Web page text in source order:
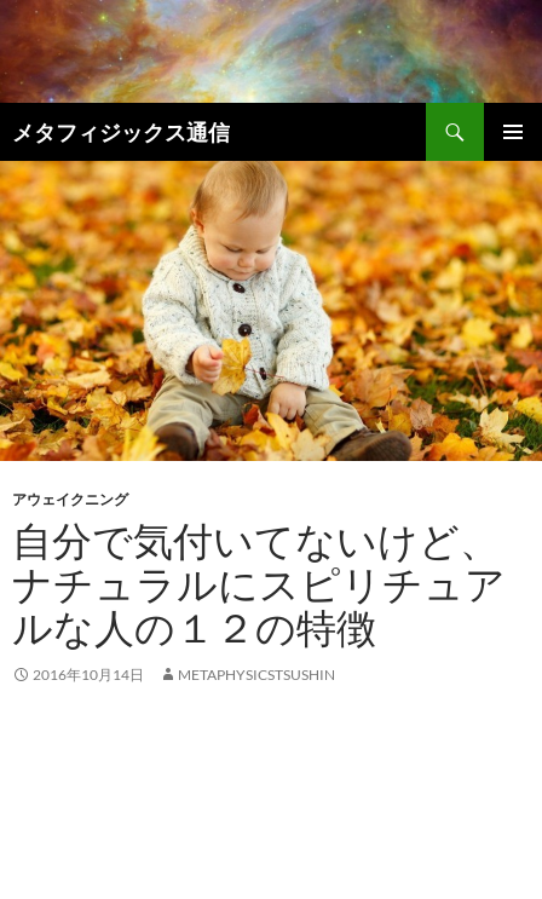
テ
ン
へ
ス
キ
ッ
プ
メタフィジックス通信
索
メインメ
ニュー
アウェイクニング
自分で気付いてないけど、
ナチュラルにスピリチュア
ルな人の１２の特徴
2016年10月14日 METAPHYSICSTSUSHIN